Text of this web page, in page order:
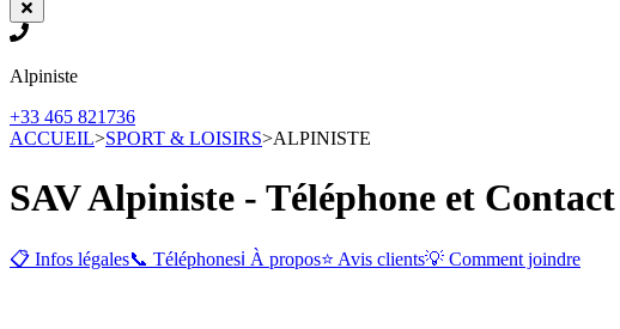
Alpiniste
+33 465 821736
ACCUEIL>SPORT & LOISIRS>ALPINISTE
SAV Alpiniste - Téléphone et
📋 Infos légales📞 Téléphonesℹ️ À propos⭐ Avis clients💡 Comment joindre